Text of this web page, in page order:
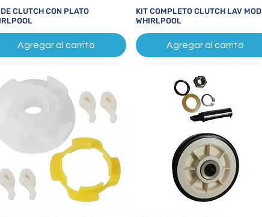
Vista rápida
CLUTCH CON PLATO
Agregar al carrito
Vista rápida
KIT COMPLETO CLUTCH LAV MOD
WHIRLPOOL
Agregar al carrito